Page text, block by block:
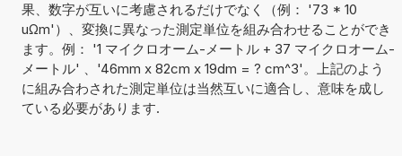
果、数字が互いに考慮されるだけでなく（例： '73 * 10
uΩm'）、変換に異なった測定単位を組み合わせることができ
ます。例： '1 マイクロオーム-メートル + 37 マイクロオーム-
メートル' 、'46mm x 82cm x 19dm = ? cm^3'。上記のよう
に組み合わされた測定単位は当然互いに適合し、意味を成し
ている必要があります.